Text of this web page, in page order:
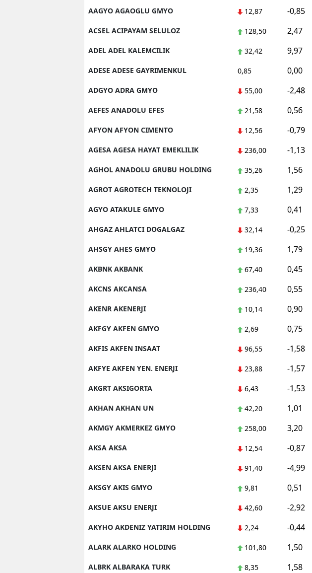
AAGYO AGAOGLU GMYO 12,87 -0,85
ACSEL ACIPAYAM SELULOZ 128,50 2,47
ADEL ADEL KALEMCILIK 32,42 9,97
ADESE ADESE GAYRIMENKUL 0,85 0,00
ADGYO ADRA GMYO 55,00 -2,48
AEFES ANADOLU EFES 21,58 0,56
AFYON AFYON CIMENTO 12,56 -0,79
AGESA AGESA HAYAT EMEKLILIK 236,00 -1,13
AGHOL ANADOLU GRUBU HOLDING 35,26 1,56
AGROT AGROTECH TEKNOLOJI 2,35 1,29
AGYO ATAKULE GMYO 7,33 0,41
AHGAZ AHLATCI DOGALGAZ 32,14 -0,25
AHSGY AHES GMYO 19,36 1,79
AKBNK AKBANK 67,40 0,45
AKCNS AKCANSA 236,40 0,55
AKENR AKENERJI 10,14 0,90
AKFGY AKFEN GMYO 2,69 0,75
AKFIS AKFEN INSAAT 96,55 -1,58
AKFYE AKFEN YEN. ENERJI 23,88 -1,57
AKGRT AKSIGORTA 6,43 -1,53
AKHAN AKHAN UN 42,20 1,01
AKMGY AKMERKEZ GMYO 258,00 3,20
AKSA AKSA 12,54 -0,87
AKSEN AKSA ENERJI 91,40 -4,99
AKSGY AKIS GMYO 9,81 0,51
AKSUE AKSU ENERJI 42,60 -2,92
AKYHO AKDENIZ YATIRIM HOLDING 2,24 -0,44
ALARK ALARKO HOLDING 101,80 1,50
ALBRK ALBARAKA TURK 8,35 1,58